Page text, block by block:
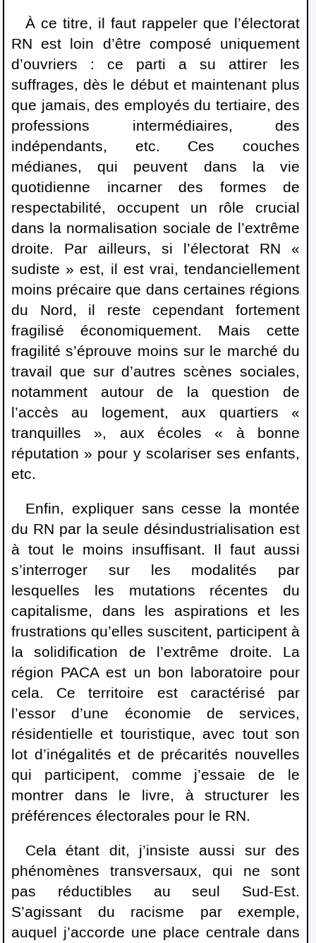
À ce titre, il faut rappeler que l’électorat
RN est loin d’être composé uniquement
d’ouvriers : ce parti a su attirer les
suffrages, dès le début et maintenant plus
que jamais, des employés du tertiaire, des
professions intermédiaires, des
indépendants, etc. Ces couches
médianes, qui peuvent dans la vie
quotidienne incarner des formes de
respectabilité, occupent un rôle crucial
dans la normalisation sociale de l’extrême
droite. Par ailleurs, si l’électorat RN «
sudiste » est, il est vrai, tendanciellement
moins précaire que dans certaines régions
du Nord, il reste cependant fortement
fragilisé économiquement. Mais cette
fragilité s’éprouve moins sur le marché du
travail que sur d’autres scènes sociales,
notamment autour de la question de
l’accès au logement, aux quartiers «
tranquilles », aux écoles « à bonne
réputation » pour y scolariser ses enfants,
etc.
Enfin, expliquer sans cesse la montée
du RN par la seule désindustrialisation est
à tout le moins insuffisant. Il faut aussi
s’interroger sur les modalités par
lesquelles les mutations récentes du
capitalisme, dans les aspirations et les
frustrations qu’elles suscitent, participent à
la solidification de l’extrême droite. La
région PACA est un bon laboratoire pour
cela. Ce territoire est caractérisé par
l’essor d’une économie de services,
résidentielle et touristique, avec tout son
lot d’inégalités et de précarités nouvelles
qui participent, comme j’essaie de le
montrer dans le livre, à structurer les
préférences électorales pour le RN.
Cela étant dit, j’insiste aussi sur des
phénomènes transversaux, qui ne sont
pas réductibles au seul Sud-Est.
S’agissant du racisme par exemple,
auquel j’accorde une place centrale dans